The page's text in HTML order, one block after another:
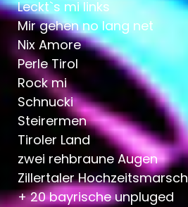
Leckt`s mi links
Mir gehen no lang net
Nix Amore
Perle Tirol
Rock mi
Schnucki
Steirermen
Tiroler Land
zwei rehbraune Augen
Zillertaler Hochzeitsmarsch
+ 20 bayrische unpluged